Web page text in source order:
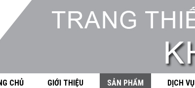
CHỦ GIỚI THIỆU SẢN PHẨM DỊCH VỤ